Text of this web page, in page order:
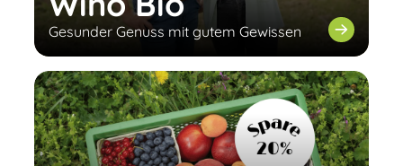
Gesunder Genuss mit gutem Gewissen